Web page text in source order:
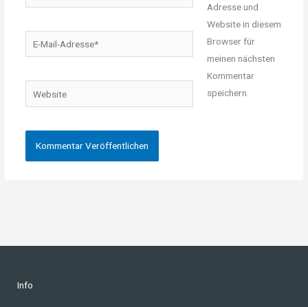
Mail-
Website
Adresse und
Website in diesem
Browser für
meinen nächsten
Kommentar
speichern.
Info